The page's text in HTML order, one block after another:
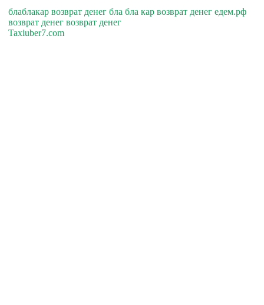
блаблакар возврат денег бла бла кар возврат денег едем.рф
возврат денег возврат денег
Taxiuber7.com